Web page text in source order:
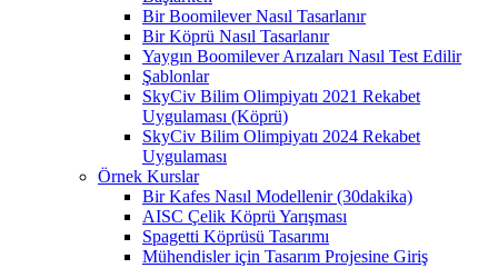
Bir Boomilever Nasıl Tasarlanır
Bir Köprü Nasıl Tasarlanır
Yaygın Boomilever Arızaları Nasıl Test Edilir
Şablonlar
SkyCiv Bilim Olimpiyatı 2021 Rekabet
Uygulaması (Köprü)
SkyCiv Bilim Olimpiyatı 2024 Rekabet
Uygulaması
Örnek Kurslar
Bir Kafes Nasıl Modellenir (30dakika)
AISC Çelik Köprü Yarışması
Spagetti Köprüsü Tasarımı
Mühendisler için Tasarım Projesine Giriş